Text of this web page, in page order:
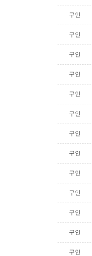
구인
구인
구인
구인
구인
구인
구인
구인
구인
구인
구인
구인
구인